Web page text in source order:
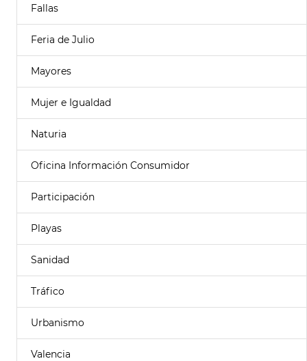
Fallas
Feria de Julio
Mayores
Mujer e Igualdad
Naturia
Oficina Información Consumidor
Participación
Playas
Sanidad
Tráfico
Urbanismo
Valencia